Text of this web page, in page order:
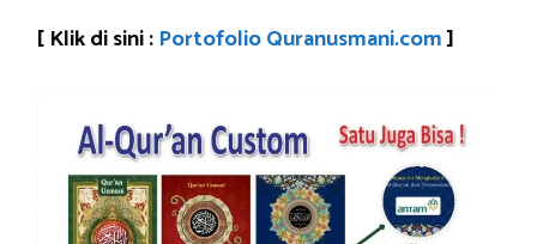
[ Klik di sini : Portofolio Quranusmani.com]